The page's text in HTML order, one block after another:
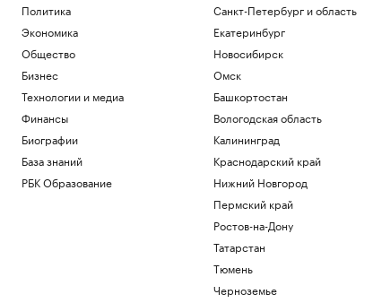
Политика
Экономика
Общество
Бизнес
Технологии и медиа
Финансы
Биографии
База знаний
РБК Образование
Санкт-Петербург и область
Екатеринбург
Новосибирск
Омск
Башкортостан
Вологодская область
Калининград
Краснодарский край
Нижний Новгород
Пермский край
Ростов-на-Дону
Татарстан
Тюмень
Черноземье